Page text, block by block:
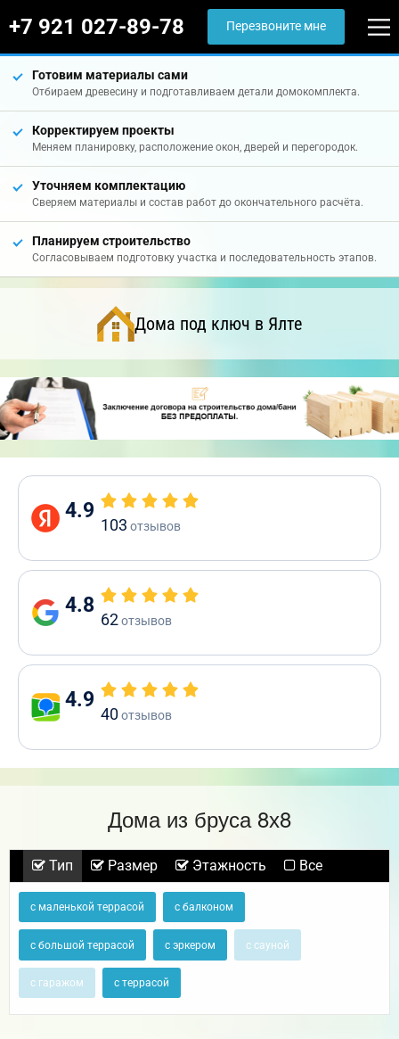
+7 921 027-89-78 Перезвоните мне
Готовим материалы сами
Отбираем древесину и подготавливаем детали домокомплекта.
Корректируем проекты
Меняем планировку, расположение окон, дверей и перегородок.
Уточняем комплектацию
Сверяем материалы и состав работ до окончательного расчёта.
Планируем строительство
Согласовываем подготовку участка и последовательность этапов.
Дома под ключ в Ялте
4.9
103 отзывов
4.8
62отзывов
4.9
40отзывов
Дома из бруса 8х8
Тип Размер Этажность Все
с маленькой террасой с балконом
с большой террасой с эркером с сауной
с гаражом с террасой